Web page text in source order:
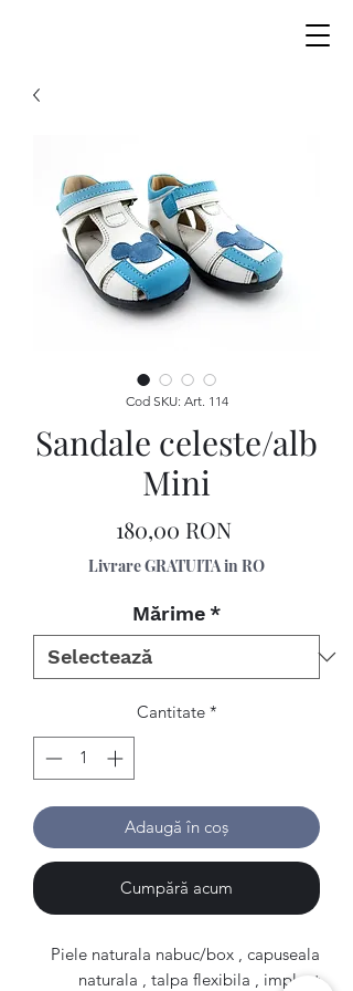
Cod SKU: Art. 114
Sandale celeste/alb
Mini
180,00 RONPreț
Livrare GRATUITA in RO
Mărime *
Cantitate *
Adaugă în coș
Cumpără acum
Piele naturala nabuc/box , capuseala
naturala , talpa flexibila , implant